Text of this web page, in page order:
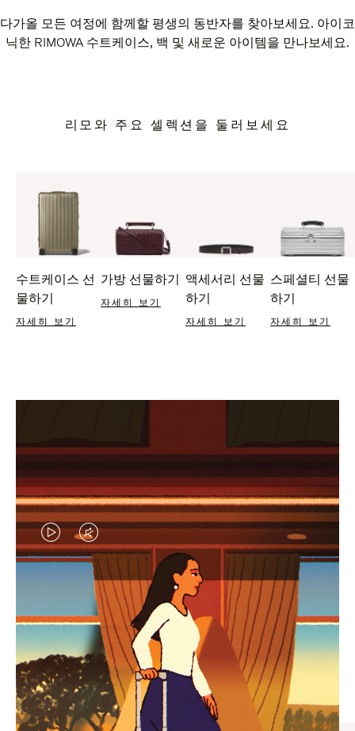
다가올 모든 여정에 함께할 평생의 동반자를 찾아보세요. 아이코
닉한 RIMOWA 수트케이스, 백 및 새로운 아이템을 만나보세요.
리모와 주요 셀렉션을 둘러보세요
수트케이스 선
물하기
자세히 보기
가방 선물하기
자세히 보기
액세서리 선물
하기
자세히 보기
스페셜티 선물
하기
자세히 보기
VIDEO
IS
PLAYED,
PLEASE
PRESS
TO
PAUSE
VIDEO
IS
MUTED,
PLEASE
PRESS
TO
UNMUTE
엄선된 기프트 셀렉션
모든 여정의 완벽한 동반자 찾
기